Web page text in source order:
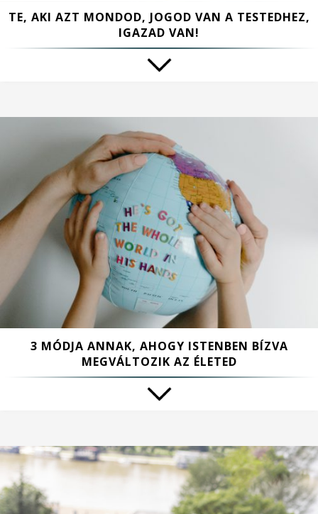
TE, AKI AZT MONDOD, JOGOD VAN A TESTEDHEZ,
IGAZAD VAN!
3 MÓDJA ANNAK, AHOGY ISTENBEN BÍZVA
MEGVÁLTOZIK AZ ÉLETED